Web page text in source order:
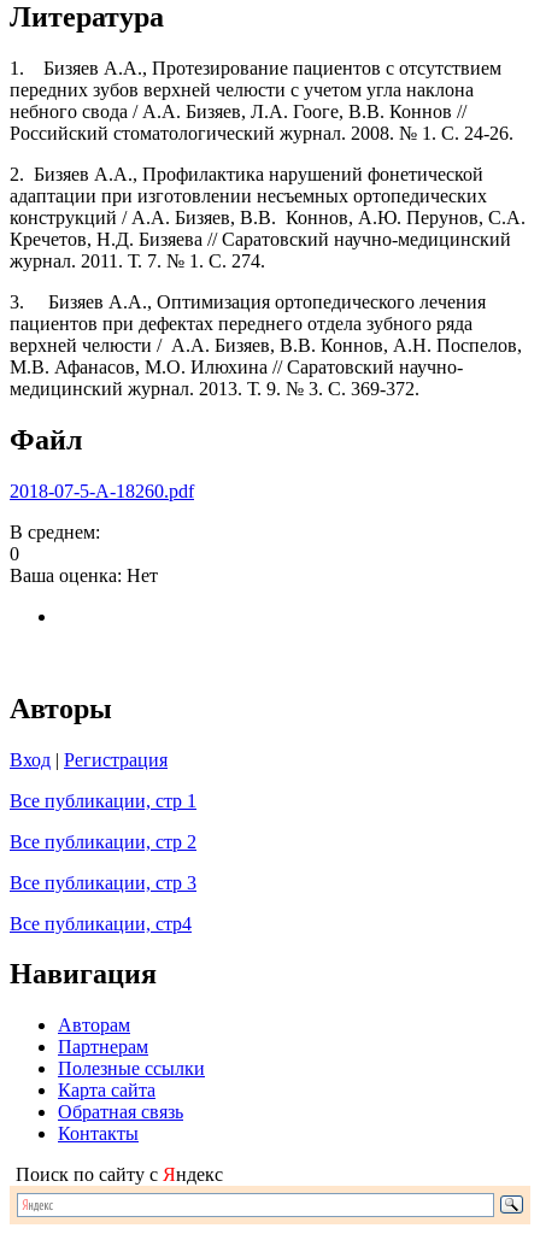
Литература
1. Бизяев А.А., Протезирование пациентов с отсутствием
передних зубов верхней челюсти с учетом угла наклона
небного свода / А.А. Бизяев, Л.А. Гооге, В.В. Коннов //
Российский стоматологический журнал. 2008. № 1. С. 24-26.
2. Бизяев А.А., Профилактика нарушений фонетической
адаптации при изготовлении несъемных ортопедических
конструкций / А.А. Бизяев, В.В. Коннов, А.Ю. Перунов, С.А.
Кречетов, Н.Д. Бизяева // Саратовский научно-медицинский
журнал. 2011. Т. 7. № 1. С. 274.
3. Бизяев А.А., Оптимизация ортопедического лечения
пациентов при дефектах переднего отдела зубного ряда
верхней челюсти / А.А. Бизяев, В.В. Коннов, А.Н. Поспелов,
М.В. Афанасов, М.О. Илюхина // Саратовский научно-
медицинский журнал. 2013. Т. 9. № 3. С. 369-372.
Файл
2018-07-5-A-18260.pdf
В среднем:
0
Ваша оценка: Нет
Авторы
Вход | Регистрация
Все публикации, стр 1
Все публикации, стр 2
Все публикации, стр 3
Все публикации, стр4
Навигация
Авторам
Партнерам
Полезные ссылки
Карта сайта
Обратная связь
Контакты
Поиск по сайту с Яндекс